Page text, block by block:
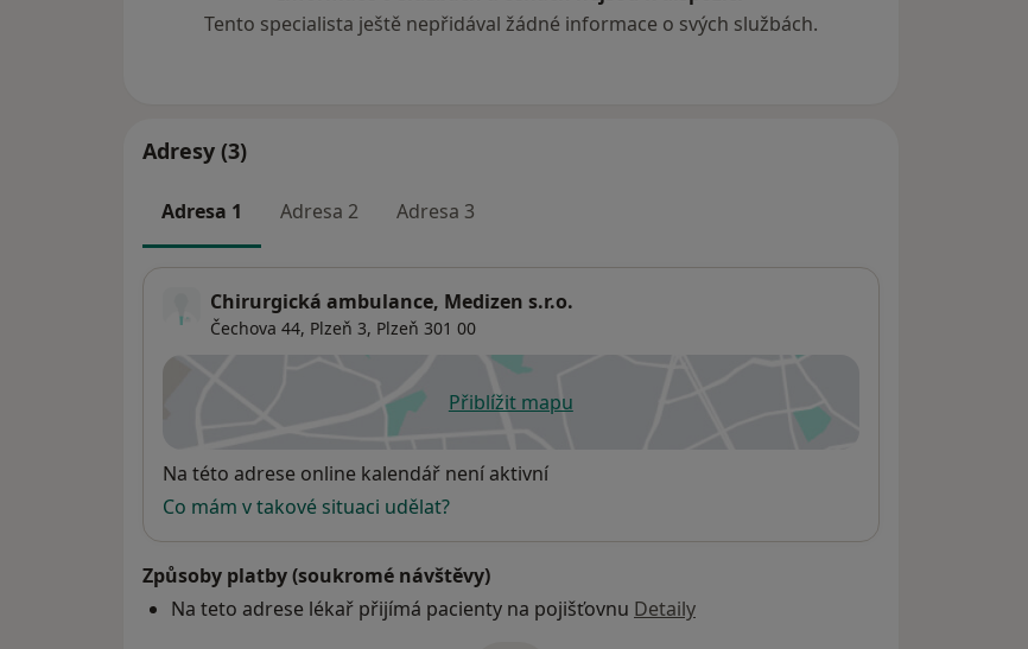
Tento specialista ještě nepřidával žádné informace o svých službách.
Adresy (3)
Adresa 1 Adresa 2 Adresa 3
Chirurgická ambulance, Medizen s.r.o.
Čechova 44, Plzeň 3, Plzeň 301 00
Přiblížit mapuse otevře v nové záložce
Dostupnost
Na této adrese online kalendář není aktivní
Co mám v takové situaci udělat?
Způsoby platby (soukromé návštěvy)
Na teto adrese lékař přijímá pacienty na pojišťovnu Detaily